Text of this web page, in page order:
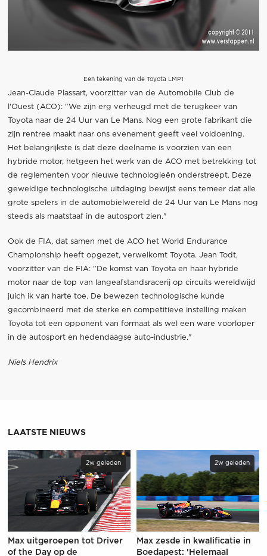
Een tekening van de Toyota LMP1
Jean-Claude Plassart, voorzitter van de Automobile Club de
l'Ouest (ACO): "We zijn erg verheugd met de terugkeer van
Toyota naar de 24 Uur van Le Mans. Nog een grote fabrikant die
zijn rentree maakt naar ons evenement geeft veel voldoening.
Het belangrijkste is dat deze deelname is voorzien van een
hybride motor, hetgeen het werk van de ACO met betrekking tot
de reglementen voor nieuwe technologieën onderstreept. Deze
geweldige technologische uitdaging bewijst eens temeer dat alle
grote spelers in de automobielwereld de 24 Uur van Le Mans nog
steeds als maatstaaf in de autosport zien."
Ook de FIA, dat samen met de ACO het World Endurance
Championship heeft opgezet, verwelkomt Toyota. Jean Todt,
voorzitter van de FIA: "De komst van Toyota en haar hybride
motor naar de top van langeafstandsracerij op circuits wereldwijd
juich ik van harte toe. De bewezen technologische kunde
gecombineerd met de sterke en competitieve instelling maken
Toyota tot een opponent van formaat als wel een ware voorloper
in de autosport en hedendaagse auto-industrie."
Niels Hendrix
LAATSTE NIEUWS
2w geleden
Max uitgeroepen tot Driver
of the Day op de
2w geleden
Max zesde in kwalificatie in
Boedapest: 'Helemaal